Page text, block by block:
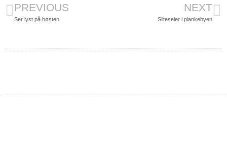
PREVIOUS
Ser lyst på høsten
NEXT
Sliteseier i plankebyen